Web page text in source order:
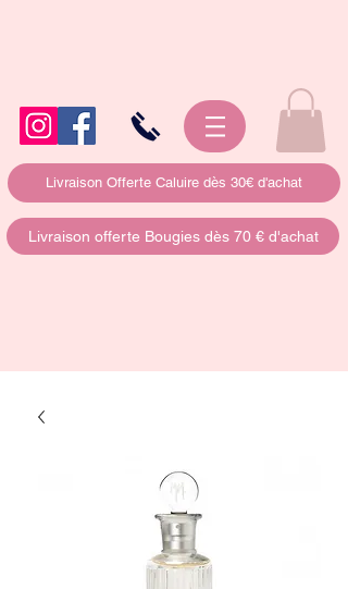
Livraison Offerte Caluire dès 30€ d'achat
Livraison offerte Bougies dès 70 € d'achat